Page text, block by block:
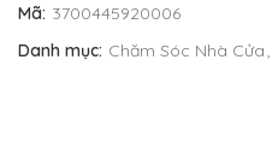
Mã: 3700445920006
Danh mục: Chăm Sóc Nhà Cửa,